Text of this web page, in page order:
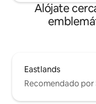
Alójate
Eastlands
Recomendado por